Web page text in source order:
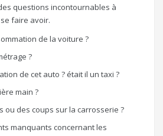
questions incontournables à
faire avoir.
de la voiture ?
?
de cet auto ? était il un taxi ?
main ?
ou des coups sur la carrosserie ?
manquants concernant les